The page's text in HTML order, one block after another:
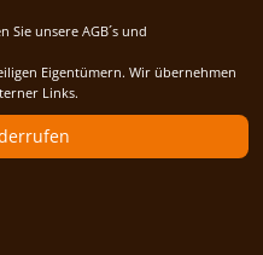
Sie unsere AGB´s und
Eigentümern. Wir übernehmen
Links.